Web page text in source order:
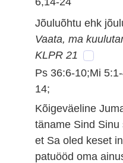
Jõuluõhtu ehk
Vaata, ma
KLPR 21
Ps 36:6-10;Mi
14;
Kõigeväeline
täname Sind
et Sa oled keset
patuööd oma